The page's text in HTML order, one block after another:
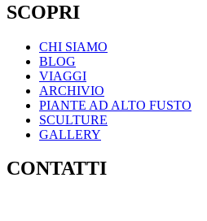
SCOPRI
CHI SIAMO
BLOG
VIAGGI
ARCHIVIO
PIANTE AD ALTO FUSTO
SCULTURE
GALLERY
CONTATTI